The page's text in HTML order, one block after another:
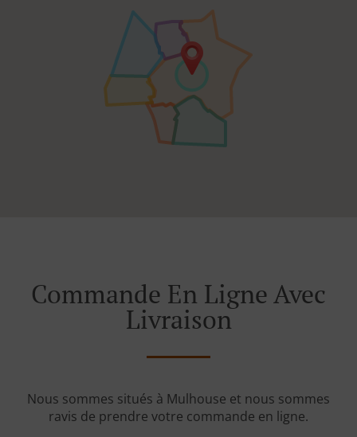
Commande En Ligne Avec
Livraison
Nous sommes situés à Mulhouse et nous sommes
ravis de prendre votre commande en ligne.